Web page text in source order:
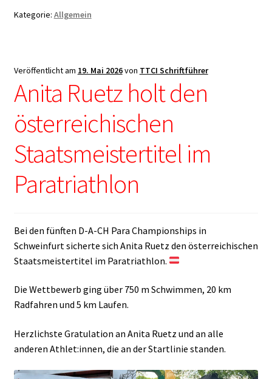
Kategorie: Allgemein
Veröffentlicht am 19. Mai 2026von TTCI Schriftführer
Anita Ruetz holt den
österreichischen
Staatsmeistertitel im
Paratriathlon
Bei den fünften D-A-CH Para Championships in
Schweinfurt sicherte sich Anita Ruetz den österreichischen
Staatsmeistertitel im Paratriathlon.
Die Wettbewerb ging über 750 m Schwimmen, 20 km
Radfahren und 5 km Laufen.
Herzlichste Gratulation an Anita Ruetz und an alle
anderen Athlet:innen, die an der Startlinie standen.